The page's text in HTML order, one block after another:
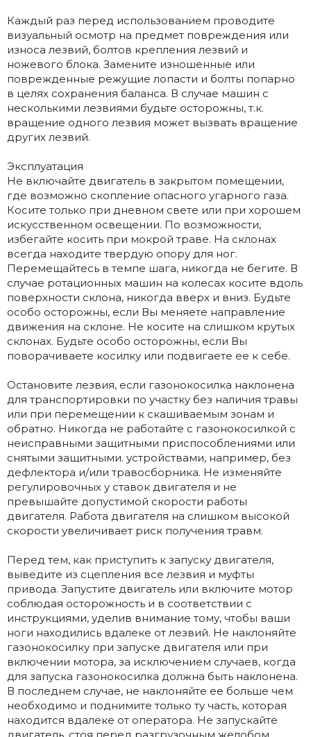
Каждый раз перед использованием проводите
визуальный осмотр на предмет повреждения или
износа лезвий, болтов крепления лезвий и
ножевого блока. Замените изношенные или
поврежденные режущие лопасти и болты попарно
в целях сохранения баланса. В случае машин с
несколькими лезвиями будьте осторожны, т.к.
вращение одного лезвия может вызвать вращение
других лезвий.
Эксплуатация
Не включайте двигатель в закрытом помещении,
где возможно скопление опасного угарного газа.
Косите только при дневном свете или при хорошем
искусственном освещении. По возможности,
избегайте косить при мокрой траве. На склонах
всегда находите твердую опору для ног.
Перемещайтесь в темпе шага, никогда не бегите. В
случае ротационных машин на колесах косите вдоль
поверхности склона, никогда вверх и вниз. Будьте
особо осторожны, если Вы меняете направление
движения на склоне. Не косите на слишком крутых
склонах. Будьте особо осторожны, если Вы
поворачиваете косилку или подвигаете ее к себе.
Остановите лезвия, если газонокосилка наклонена
для транспортировки по участку без наличия травы
или при перемещении к скашиваемым зонам и
обратно. Никогда не работайте с газонокосилкой с
неисправными защитными приспособлениями или
снятыми защитными. устройствами, например, без
дефлектора и/или травосборника. Не изменяйте
регулировочных у ставок двигателя и не
превышайте допустимой скорости работы
двигателя. Работа двигателя на слишком высокой
скорости увеличивает риск получения травм.
Перед тем, как приступить к запуску двигателя,
выведите из сцепления все лезвия и муфты
привода. Запустите двигатель или включите мотор
соблюдая осторожность и в соответствии с
инструкциями, уделив внимание тому, чтобы ваши
ноги находились вдалеке от лезвий. Не наклоняйте
газонокосилку при запуске двигателя или при
включении мотора, за исключением случаев, когда
для запуска газонокосилка должна быть наклонена.
В последнем случае, не наклоняйте ее больше чем
необходимо и поднимите только ту часть, которая
находится вдалеке от оператора. Не запускайте